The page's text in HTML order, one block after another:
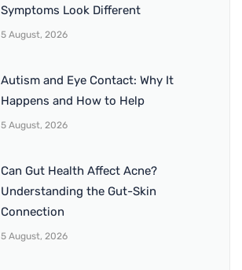
Symptoms Look Different
5 August, 2026
Autism and Eye Contact: Why It
Happens and How to Help
5 August, 2026
Can Gut Health Affect Acne?
Understanding the Gut-Skin
Connection
5 August, 2026